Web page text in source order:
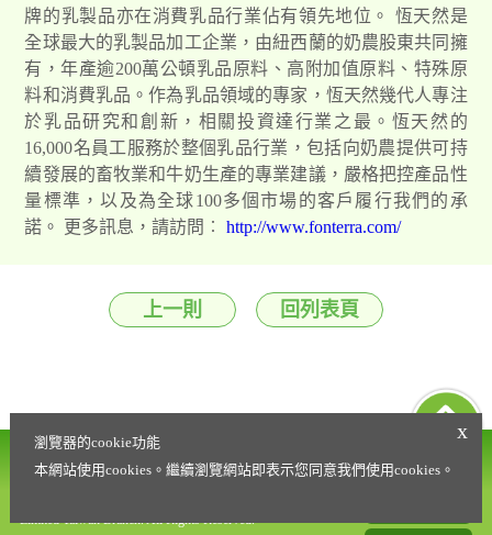
牌的乳製品亦在消費乳品行業佔有領先地位。 恆天然是
全球最大的乳製品加工企業，由紐西蘭的奶農股東共同擁
有，年產逾200萬公頓乳品原料、高附加值原料、特殊原
料和消費乳品。作為乳品領域的專家，恆天然幾代人專注
於乳品研究和創新，相關投資達行業之最。恆天然的
16,000名員工服務於整個乳品行業，包括向奶農提供可持
續發展的畜牧業和牛奶生產的專業建議，嚴格把控產品性
量標準，以及為全球100多個市場的客戶履行我們的承
諾。 更多訊息，請訪問︰http://www.fonterra.com/
上一則 回列表頁
營養諮詢專線
0800-021-216
Limited Taiwan Branch. All Rights Reserved.
會員權益條款
x
瀏覽器的cookie功能
本網站使用cookies。繼續瀏覽網站即表示您同意我們使用cookies。